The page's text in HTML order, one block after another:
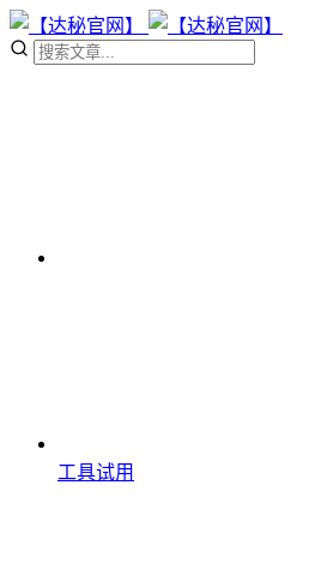
工具试用